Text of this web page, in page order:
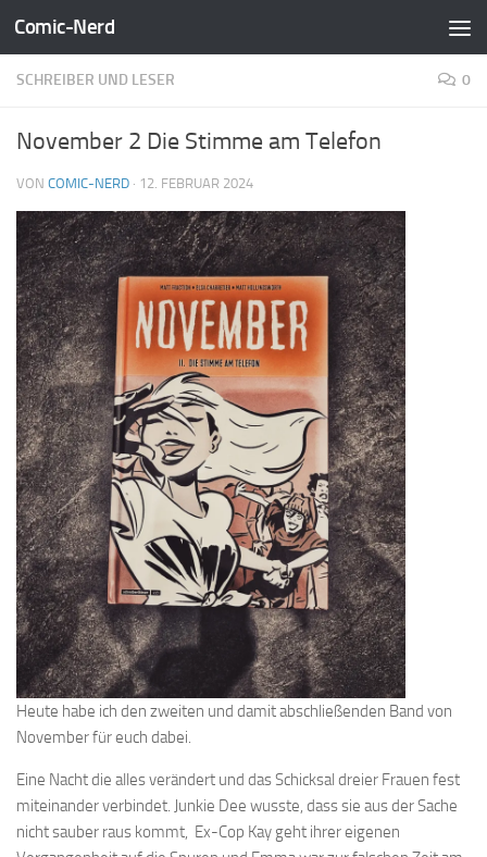
Zum Inhalt springen
Comic-Nerd
SCHREIBER UND LESER 0
November 2 Die Stimme am Telefon
VON COMIC-NERD · 12. FEBRUAR 2024
Heute habe ich den zweiten und damit abschließenden Band von
November für euch dabei.
Eine Nacht die alles verändert und das Schicksal dreier Frauen fest
miteinander verbindet. Junkie Dee wusste, dass sie aus der Sache
nicht sauber raus kommt, Ex-Cop Kay geht ihrer eigenen